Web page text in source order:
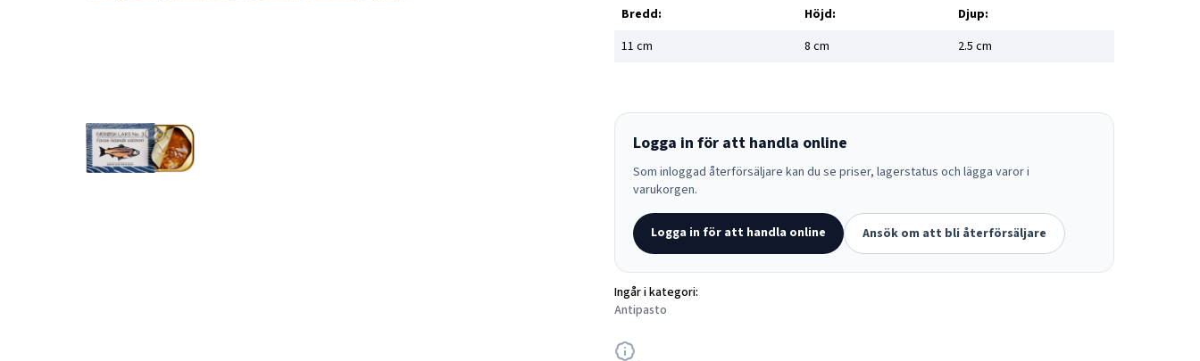
Bredd: Höjd:
Djup:
11 cm 8 cm 2.5 cm
Logga in för att handla online
Som inloggad återförsäljare kan du se priser, lagerstatus och lägga varor i
varukorgen.
Logga in för att handla online Ansök om att bli återförsäljare
Ingår i kategori:
Antipasto